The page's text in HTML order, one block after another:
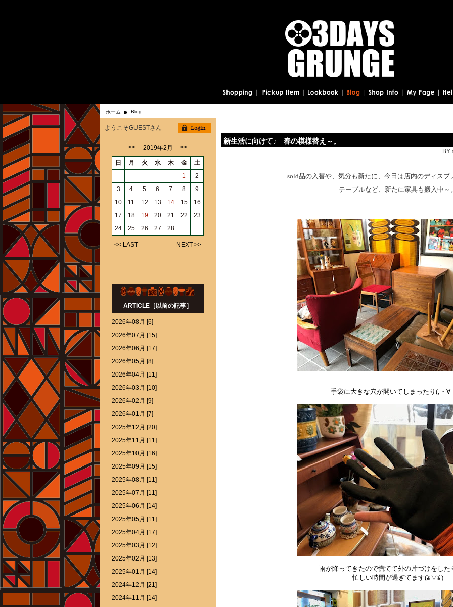
ホーム Blog
新生活に向けて♪ 春の模様替え～。
BY
sold品の入替や、気分も新たに、今日は店内のディスプ
テーブルなど、新たに家具も搬入中～
手袋に大きな穴が開いてしまったり(;・∀
雨が降ってきたので慌てて外の片づけをした
忙しい時間が過ぎてます(≧▽≦)
ようこそGUESTさん
<< 2019年2月 >>
日 月 火 水 木 金
土
1
2
3
4 5 6 7 8
9
10
11 12 13 14 15
16
17
18 19 20 21 22
23
24
25 26 27 28
<< LAST NEXT >>
ARTICLE［以前の記事］
2026年08月 [6]
2026年07月 [15]
2026年06月 [17]
2026年05月 [8]
2026年04月 [11]
2026年03月 [10]
2026年02月 [9]
2026年01月 [7]
2025年12月 [20]
2025年11月 [11]
2025年10月 [16]
2025年09月 [15]
2025年08月 [11]
2025年07月 [11]
2025年06月 [14]
2025年05月 [11]
2025年04月 [17]
2025年03月 [12]
2025年02月 [13]
2025年01月 [14]
2024年12月 [21]
2024年11月 [14]